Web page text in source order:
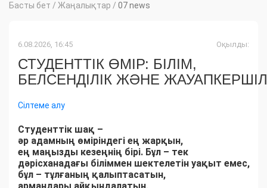
Басты бет / Жаңалықтар / 07 news
6.08.2026, 16:45 Оқылды:
СТУДЕНТТІК ӨМІР: БІЛІМ,
БЕЛСЕНДІЛІК ЖӘНЕ
Сілтеме алу
Студенттік шақ –
әр адамның өміріндегі ең жарқын,
ең маңызды кезеңнің бірі. Бұл – тек
дәрісханадағы біліммен шектелетін уақыт емес,
бұл – тұлғаның қалыптасатын,